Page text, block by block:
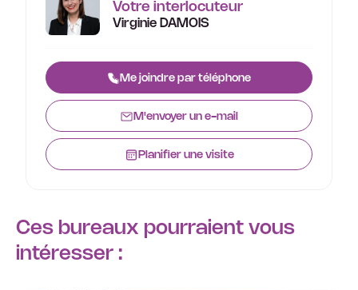
Votre interlocuteur
Virginie DAMOIS
Me joindre par téléphone
M'envoyer un e-mail
Planifier une visite
Ces bureaux pourraient vous
intéresser :